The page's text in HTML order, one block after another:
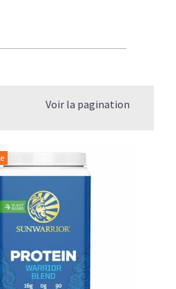
privilégier des alternatives
Voir la pagination